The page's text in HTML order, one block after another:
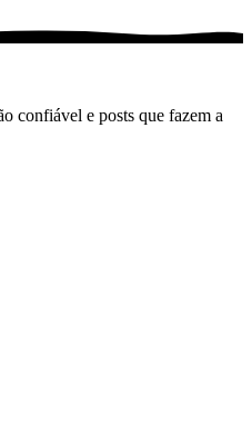
confiável e posts que fazem a